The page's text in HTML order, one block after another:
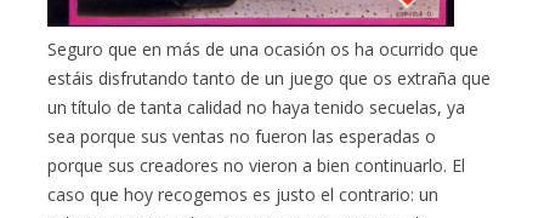
Seguro que en más de una ocasión os ha ocurrido que
estáis disfrutando tanto de un juego que os extraña que
un título de tanta calidad no haya tenido secuelas, ya
sea porque sus ventas no fueron las esperadas o
porque sus creadores no vieron a bien continuarlo. El
caso que hoy recogemos es justo el contrario: un